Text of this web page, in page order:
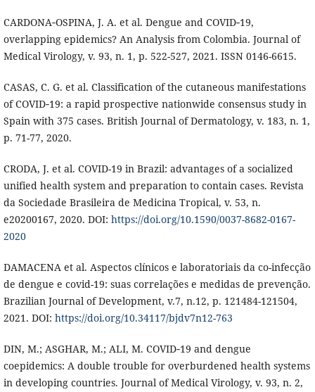
CARDONA‐OSPINA, J. A. et al. Dengue and COVID‐19,
overlapping epidemics? An Analysis from Colombia. Journal of
Medical Virology, v. 93, n. 1, p. 522-527, 2021. ISSN 0146-6615.
CASAS, C. G. et al. Classification of the cutaneous manifestations
of COVID‐19: a rapid prospective nationwide consensus study in
Spain with 375 cases. British Journal of Dermatology, v. 183, n. 1,
p. 71-77, 2020.
CRODA, J. et al. COVID-19 in Brazil: advantages of a socialized
unified health system and preparation to contain cases. Revista
da Sociedade Brasileira de Medicina Tropical, v. 53, n.
e20200167, 2020. DOI: https://doi.org/10.1590/0037-8682-0167-
2020
DAMACENA et al. Aspectos clínicos e laboratoriais da co-infecção
de dengue e covid-19: suas correlações e medidas de prevenção.
Brazilian Journal of Development, v.7, n.12, p. 121484-121504,
2021. DOI: https://doi.org/10.34117/bjdv7n12-763
DIN, M.; ASGHAR, M.; ALI, M. COVID‐19 and dengue
coepidemics: A double trouble for overburdened health systems
in developing countries. Journal of Medical Virology, v. 93, n. 2,